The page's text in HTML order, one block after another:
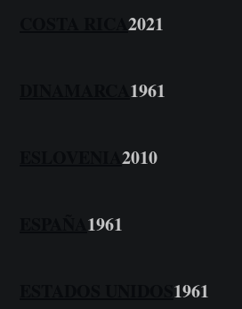
2021
1961
2010
1961
1961